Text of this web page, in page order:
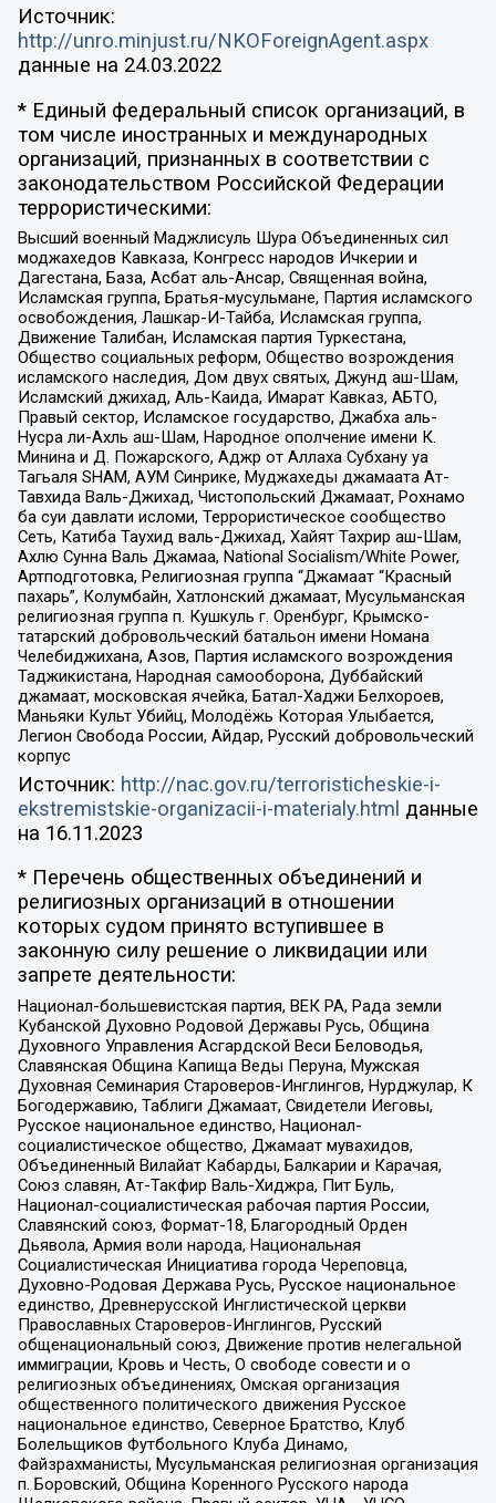
Источник:
http://unro.minjust.ru/NKOForeignAgent.aspx
данные на 24.03.2022
* Единый федеральный список организаций, в
том числе иностранных и международных
организаций, признанных в соответствии с
законодательством Российской Федерации
террористическими:
Высший военный Маджлисуль Шура Объединенных сил
моджахедов Кавказа, Конгресс народов Ичкерии и
Дагестана, База, Асбат аль-Ансар, Священная война,
Исламская группа, Братья-мусульмане, Партия исламского
освобождения, Лашкар-И-Тайба, Исламская группа,
Движение Талибан, Исламская партия Туркестана,
Общество социальных реформ, Общество возрождения
исламского наследия, Дом двух святых, Джунд аш-Шам,
Исламский джихад, Аль-Каида, Имарат Кавказ, АБТО,
Правый сектор, Исламское государство, Джабха аль-
Нусра ли-Ахль аш-Шам, Народное ополчение имени К.
Минина и Д. Пожарского, Аджр от Аллаха Субхану уа
Тагьаля SHAM, АУМ Синрике, Муджахеды джамаата Ат-
Тавхида Валь-Джихад, Чистопольский Джамаат, Рохнамо
ба суи давлати исломи, Террористическое сообщество
Сеть, Катиба Таухид валь-Джихад, Хайят Тахрир аш-Шам,
Ахлю Сунна Валь Джамаа, National Socialism/White Power,
Артподготовка, Религиозная группа “Джамаат “Красный
пахарь”, Колумбайн, Хатлонский джамаат, Мусульманская
религиозная группа п. Кушкуль г. Оренбург, Крымско-
татарский добровольческий батальон имени Номана
Челебиджихана, Азов, Партия исламского возрождения
Таджикистана, Народная самооборона, Дуббайский
джамаат, московская ячейка, Батал-Хаджи Белхороев,
Маньяки Культ Убийц, Молодёжь Которая Улыбается,
Легион Свобода России, Айдар, Русский добровольческий
корпус
Источник: http://nac.gov.ru/terroristicheskie-i-
ekstremistskie-organizacii-i-materialy.html данные
на 16.11.2023
* Перечень общественных объединений и
религиозных организаций в отношении
которых судом принято вступившее в
законную силу решение о ликвидации или
запрете деятельности:
Национал-большевистская партия, ВЕК РА, Рада земли
Кубанской Духовно Родовой Державы Русь, Община
Духовного Управления Асгардской Веси Беловодья,
Славянская Община Капища Веды Перуна, Мужская
Духовная Семинария Староверов-Инглингов, Нурджулар, К
Богодержавию, Таблиги Джамаат, Свидетели Иеговы,
Русское национальное единство, Национал-
социалистическое общество, Джамаат мувахидов,
Объединенный Вилайат Кабарды, Балкарии и Карачая,
Союз славян, Ат-Такфир Валь-Хиджра, Пит Буль,
Национал-социалистическая рабочая партия России,
Славянский союз, Формат-18, Благородный Орден
Дьявола, Армия воли народа, Национальная
Социалистическая Инициатива города Череповца,
Духовно-Родовая Держава Русь, Русское национальное
единство, Древнерусской Инглистической церкви
Православных Староверов-Инглингов, Русский
общенациональный союз, Движение против нелегальной
иммиграции, Кровь и Честь, О свободе совести и о
религиозных объединениях, Омская организация
общественного политического движения Русское
национальное единство, Северное Братство, Клуб
Болельщиков Футбольного Клуба Динамо,
Файзрахманисты, Мусульманская религиозная организация
п. Боровский, Община Коренного Русского народа